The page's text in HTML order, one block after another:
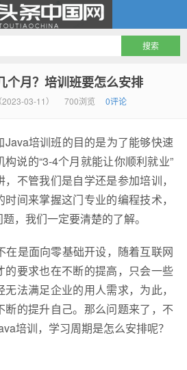
个月？培训班要怎么安排
03-11） 700浏览 0评论
Java培训班的目的是为了能够快速
说的“3-4个月就能让你顺利就业”
不管我们是自学还是参加培训，
间来掌握这门专业的编程技术，
，我们一定要清楚的了解。
在是面向零基础开设，随着互联网
的要求也在不断的提高，只会一些
法满足企业的用人需求，为此，
断的提升自己。那么问题来了，不
培训，学习周期是怎么安排呢？